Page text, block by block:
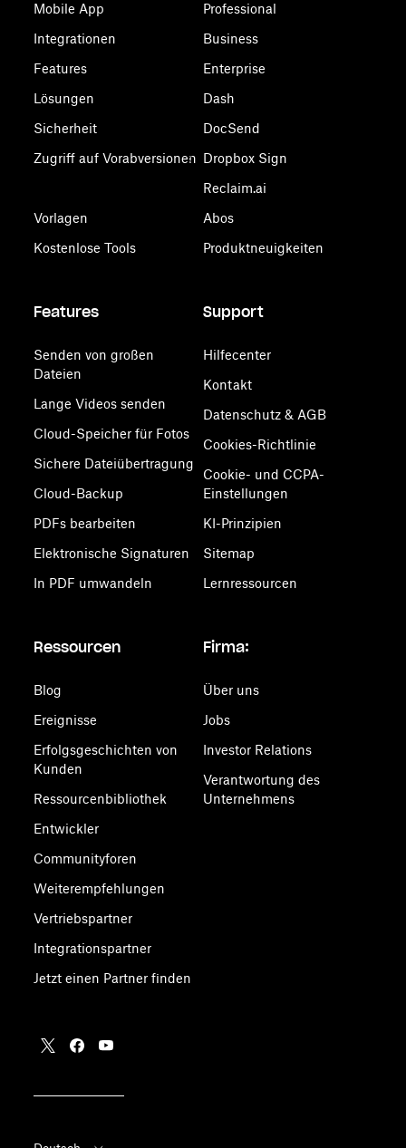
Mobile App
Integrationen
Features
Lösungen
Sicherheit
Zugriff auf Vorabversionen
Vorlagen
Kostenlose Tools
Professional
Business
Enterprise
Dash
DocSend
Dropbox Sign
Reclaim.ai
Abos
Produktneuigkeiten
Features
Senden von großen
Dateien
Lange Videos senden
Cloud-Speicher für Fotos
Sichere Dateiübertragung
Cloud-Backup
PDFs bearbeiten
Elektronische Signaturen
In PDF umwandeln
Support
Hilfecenter
Kontakt
Datenschutz & AGB
Cookies-Richtlinie
Cookie- und CCPA-
Einstellungen
KI-Prinzipien
Sitemap
Lernressourcen
Ressourcen
Blog
Ereignisse
Erfolgsgeschichten von
Kunden
Ressourcenbibliothek
Entwickler
Communityforen
Weiterempfehlungen
Vertriebspartner
Integrationspartner
Jetzt einen Partner finden
Firma:
Über uns
Jobs
Investor Relations
Verantwortung des
Unternehmens